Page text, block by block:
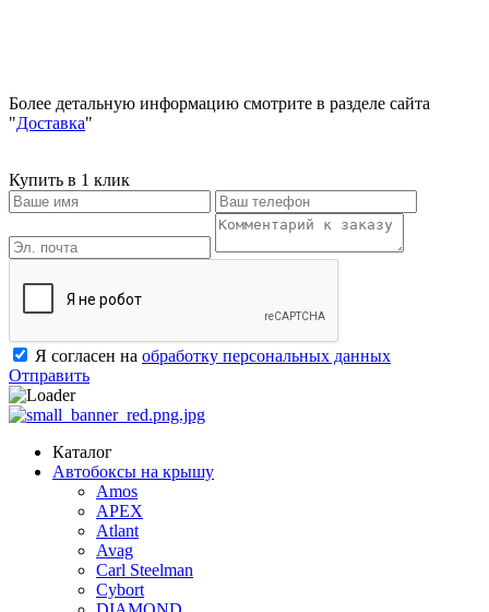
Более детальную информацию смотрите в разделе сайта
"Доставка"
Купить в 1 клик
Я согласен на обработку персональных данных
Отправить
Каталог
Автобоксы на крышу
Amos
APEX
Atlant
Avag
Carl Steelman
Cybort